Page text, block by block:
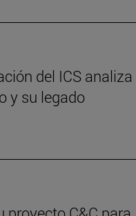
del ICS analiza
y su legado